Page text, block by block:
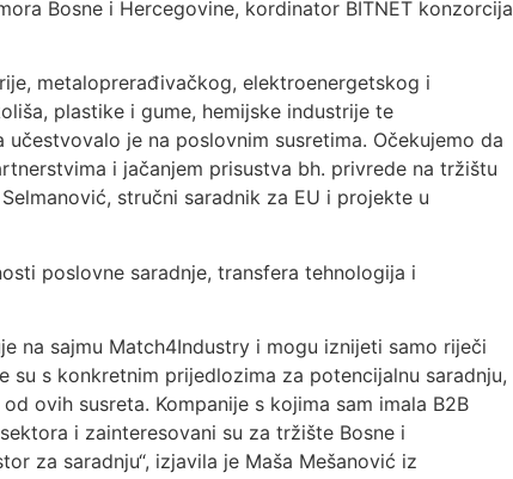
Bosne i Hercegovine, kordinator BITNET konzorcija
metaloprerađivačkog, elektroenergetskog i
plastike i gume, hemijske industrije te
je na poslovnim susretima. Očekujemo da
i jačanjem prisustva bh. privrede na tržištu
stručni saradnik za EU i projekte u
poslovne saradnje, transfera tehnologija i
na sajmu Match4Industry i mogu iznijeti samo riječi
su s konkretnim prijedlozima za potencijalnu saradnju,
ovih susreta. Kompanije s kojima sam imala B2B
i zainteresovani su za tržište Bosne i
za saradnju“, izjavila je Maša Mešanović iz